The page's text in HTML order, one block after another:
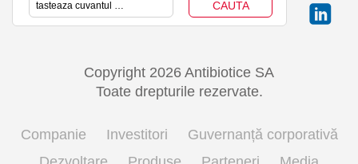
Copyright 2026 Antibiotice SA
Toate drepturile rezervate.
Companie Investitori
Guvernanță corporativă